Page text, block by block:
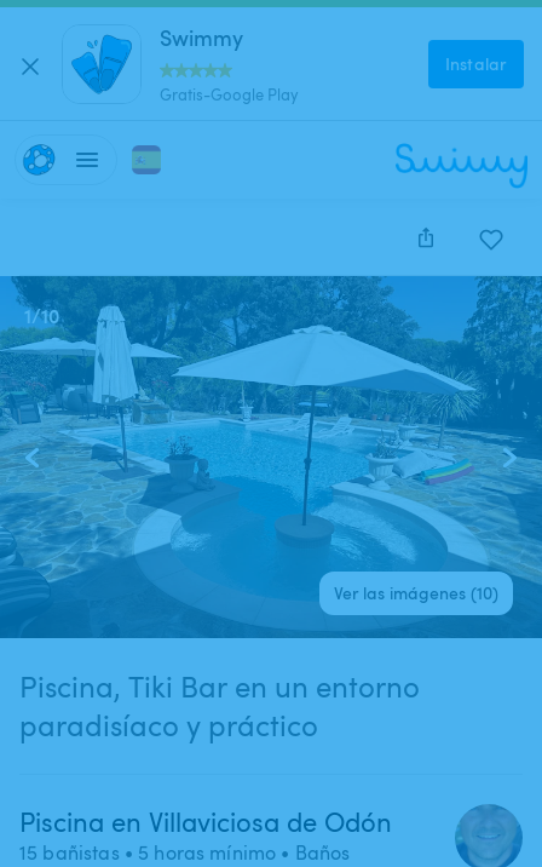
Swimmy
Gratis-Google Play
Instalar
1/10
Ver las imágenes (10)
Piscina​,​ Tiki Bar en un entorno
paradisíaco y práctico
Piscina en Villaviciosa de Odón
15 bañistas • 5 horas mínimo • Baños